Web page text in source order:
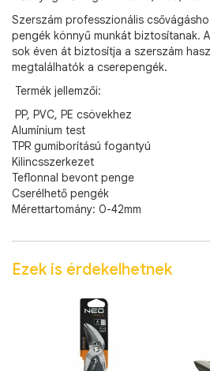
Szerszám professzionális
pengék könnyű munkát biztosítanak.
sok éven át biztosítja a szerszám
megtalálhatók a cserepengék.
Termék jellemzői:
PP, PVC, PE csövekhez
Alumínium test
TPR gumiborítású fogantyú
Kilincsszerkezet
Teflonnal bevont penge
Cserélhető pengék
Mérettartomány: 0-42mm
Ezek is érdekelhetnek